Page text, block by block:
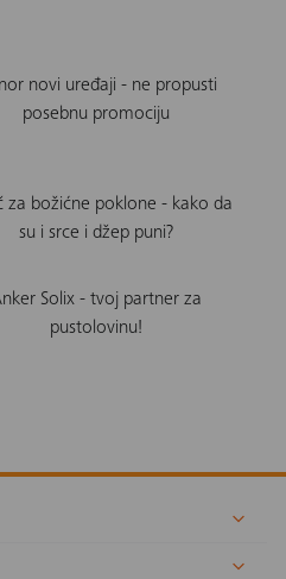
novi uređaji - ne propusti
posebnu promociju
za božićne poklone - kako da
su i srce i džep puni?
Solix - tvoj partner za
pustolovinu!